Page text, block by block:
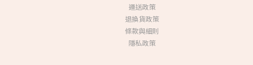
運送政策
退換貨政策
條款與細則
隱私政策